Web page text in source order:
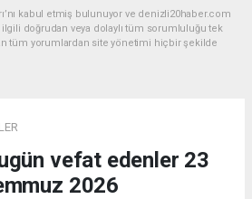
kabul etmiş bulunuyor ve denizli20haber.com
ilgili doğrudan veya dolaylı tüm sorumluluğu tek
tüm yorumlardan site yönetimi hiçbir şekilde
vefat edenler 23
2026